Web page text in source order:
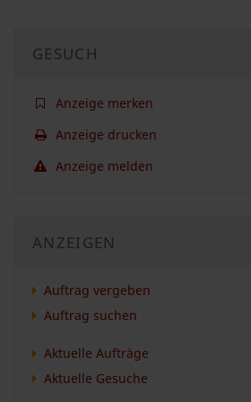
GESUCH
Anzeige merken
Anzeige drucken
Anzeige melden
ANZEIGEN
Auftrag vergeben
Auftrag suchen
Aktuelle Aufträge
Aktuelle Gesuche